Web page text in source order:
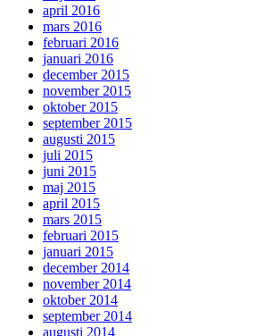
april 2016
mars 2016
februari 2016
januari 2016
december 2015
november 2015
oktober 2015
september 2015
augusti 2015
juli 2015
juni 2015
maj 2015
april 2015
mars 2015
februari 2015
januari 2015
december 2014
november 2014
oktober 2014
september 2014
augusti 2014